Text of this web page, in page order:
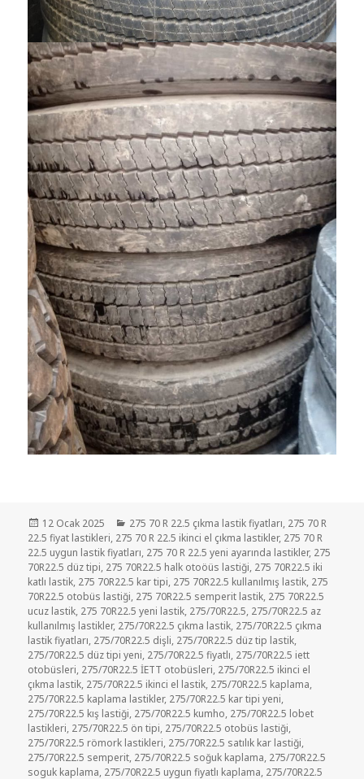
Yayın
tarihi
12 Ocak 2025 Kategoriler
275 70 R 22.5 çıkma lastik fiyatları, 275 70 R
22.5 fiyat lastikleri, 275 70 R 22.5 ikinci el çıkma lastikler, 275 70 R
22.5 uygun lastik fiyatları, 275 70 R 22.5 yeni ayarında lastikler, 275
70R22.5 düz tipi, 275 70R22.5 halk otoöüs lastiği, 275 70R22.5 iki
katlı lastik, 275 70R22.5 kar tipi, 275 70R22.5 kullanılmış lastik, 275
70R22.5 otobüs lastiği, 275 70R22.5 semperit lastik, 275 70R22.5
ucuz lastik, 275 70R22.5 yeni lastik, 275/70R22.5, 275/70R22.5 az
kullanılmış lastikler, 275/70R22.5 çıkma lastik, 275/70R22.5 çıkma
lastik fiyatları, 275/70R22.5 dişli, 275/70R22.5 düz tip lastik,
275/70R22.5 düz tipi yeni, 275/70R22.5 fiyatlı, 275/70R22.5 iett
otobüsleri, 275/70R22.5 İETT otobüsleri, 275/70R22.5 ikinci el
çıkma lastik, 275/70R22.5 ikinci el lastik, 275/70R22.5 kaplama,
275/70R22.5 kaplama lastikler, 275/70R22.5 kar tipi yeni,
275/70R22.5 kış lastiği, 275/70R22.5 kumho, 275/70R22.5 lobet
lastikleri, 275/70R22.5 ön tipi, 275/70R22.5 otobüs lastiği,
275/70R22.5 römork lastikleri, 275/70R22.5 satılık kar lastiği,
275/70R22.5 semperit, 275/70R22.5 soğuk kaplama, 275/70R22.5
soguk kaplama, 275/70R22.5 uygun fiyatlı kaplama, 275/70R22.5